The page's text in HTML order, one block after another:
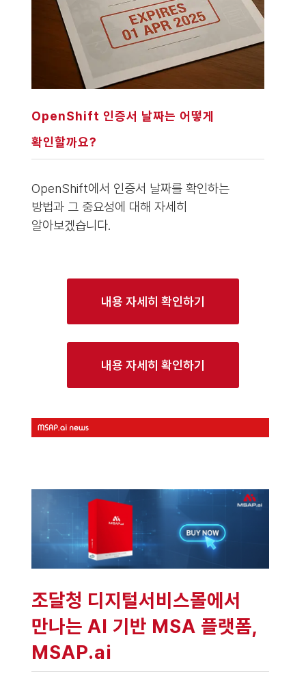
OpenShift 인증서 날짜는 어떻게
확인할까요?
OpenShift에서 인증서 날짜를 확인하는
방법과 그 중요성에 대해 자세히
알아보겠습니다.
내용 자세히 확인하기
내용 자세히 확인하기
조달청 디지털서비스몰에서
만나는 AI 기반 MSA 플랫폼,
MSAP.ai